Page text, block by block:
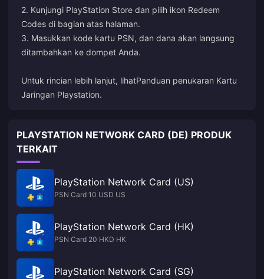
2. Kunjungi PlayStation Store dan pilih ikon Redeem
Codes di bagian atas halaman.
3. Masukkan kode kartu PSN, dan dana akan langsung
ditambahkan ke dompet Anda.
Untuk rincian lebih lanjut, lihatPanduan penukaran Kartu
Jaringan Playstation.
PLAYSTATION NETWORK CARD (DE) PRODUK
TERKAIT
PlayStation Network Card (US)
PSN Card 10 USD US
PlayStation Network Card (HK)
PSN Card 20 HKD HK
PlayStation Network Card (SG)